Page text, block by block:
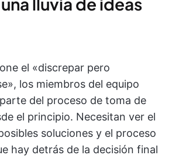
el «discrepar pero
los miembros del equipo
del proceso de toma de
el principio. Necesitan ver el
soluciones y el proceso
hay detrás de la decisión final